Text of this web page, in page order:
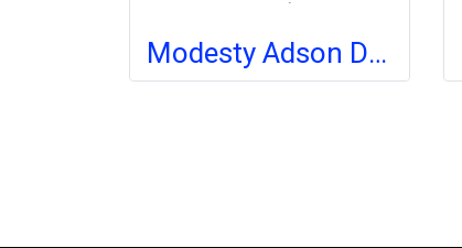
Modesty Adson Dressing Forcep (เยอรมัน)